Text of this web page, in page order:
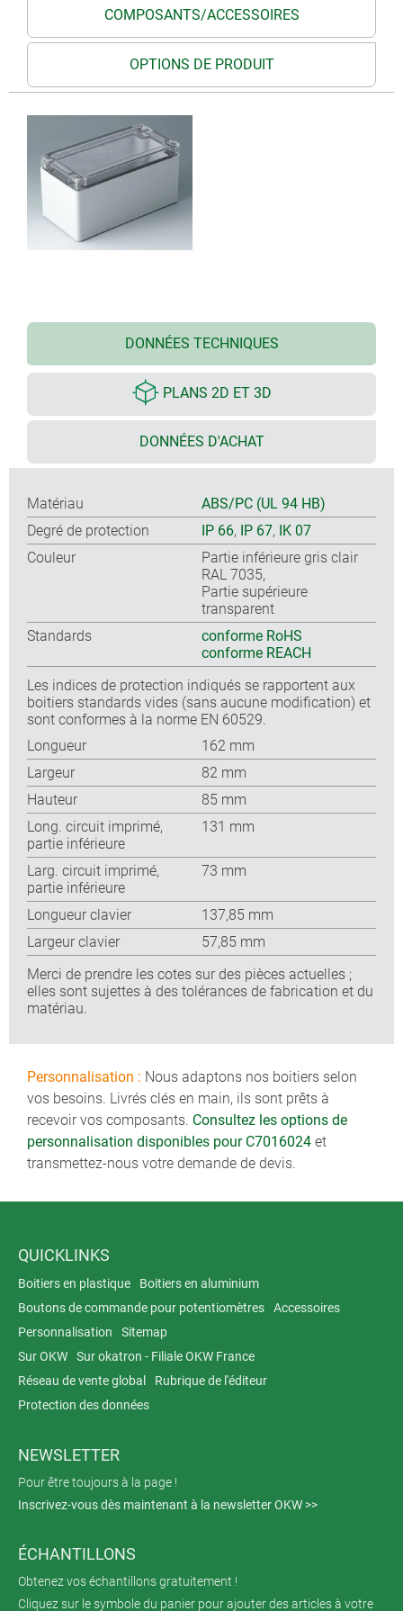
COMPOSANTS/ACCESSOIRES
OPTIONS DE PRODUIT
DONNÉES TECHNIQUES
PLANS 2D ET 3D
DONNÉES D'ACHAT
Matériau
ABS/PC (UL 94 HB)
Degré de protection
IP 66, IP 67, IK 07
Couleur
Partie inférieure gris clair
RAL 7035,
Partie supérieure
transparent
Standards
conforme RoHS
conforme REACH
Les indices de protection indiqués se rapportent aux
boitiers standards vides (sans aucune modification) et
sont conformes à la norme EN 60529.
Longueur
162 mm
Largeur
82 mm
Hauteur
85 mm
Long. circuit imprimé,
partie inférieure
131 mm
Larg. circuit imprimé,
partie inférieure
73 mm
Longueur clavier
137,85 mm
Largeur clavier
57,85 mm
Merci de prendre les cotes sur des pièces actuelles ;
elles sont sujettes à des tolérances de fabrication et du
matériau.
Personnalisation : Nous adaptons nos boitiers selon
vos besoins. Livrés clés en main, ils sont prêts à
recevoir vos composants. Consultez les options de
personnalisation disponibles pour C7016024 et
transmettez-nous votre demande de devis.
QUICKLINKS
Boitiers en plastique
Boitiers en aluminium
Boutons de commande pour potentiomètres
Accessoires
Personnalisation
Sitemap
Sur OKW
Sur okatron - Filiale OKW France
Réseau de vente global
Rubrique de l'éditeur
Protection des données
NEWSLETTER
Pour être toujours à la page !
Inscrivez-vous dès maintenant à la newsletter OKW >>
ÉCHANTILLONS
Obtenez vos échantillons gratuitement !
Cliquez sur le symbole du panier pour ajouter des articles à votre